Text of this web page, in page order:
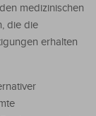
medizinischen
die die
erhalten